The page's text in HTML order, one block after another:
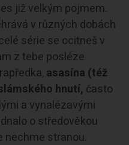
již velkým pojmem.
v různých dobách
série se ocitneš v
z tebe posléze
asasína (též
hnutí, často
a vynalézavými
o středověkou
nechme stranou.